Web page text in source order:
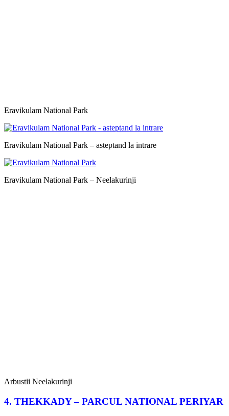
Eravikulam National Park
Eravikulam National Park – asteptand la intrare
Eravikulam National Park – Neelakurinji
Arbustii Neelakurinji
4. THEKKADY – PARCUL NATIONAL PERIYAR